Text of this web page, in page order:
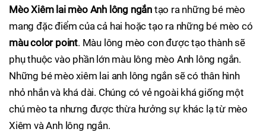
Mèo Xiêm lai mèo Anh lông ngắn tạo ra những bé mèo
mang đặc điểm của cả hai hoặc tạo ra những bé mèo có
màu color point. Màu lông mèo con được tạo thành sẽ
phụ thuộc vào phần lớn màu lông mèo Anh lông ngắn.
Những bé mèo xiêm lai anh lông ngắn sẽ có thân hình
nhỏ nhắn và khá dài. Chúng có vẻ ngoài khá giống một
chú mèo ta nhưng được thừa hưởng sự khác lạ từ mèo
Xiêm và Anh lông ngắn.